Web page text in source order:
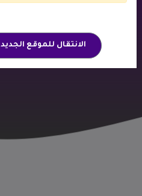
الانتقال للموقع الجديد